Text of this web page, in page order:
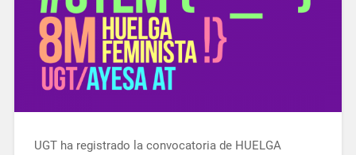
UGT ha registrado la convocatoria de HUELGA